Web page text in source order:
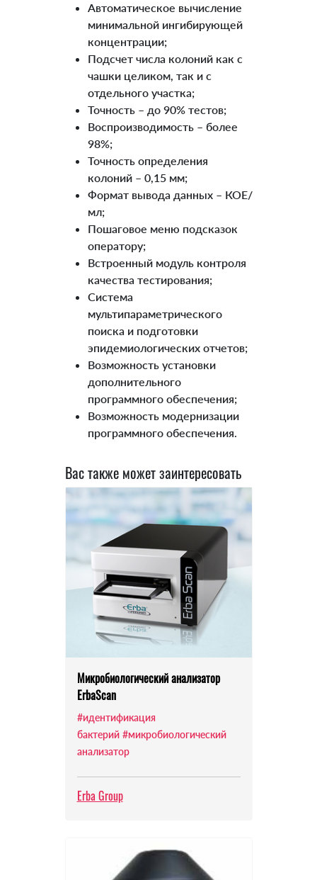
Автоматическое вычисление
минимальной ингибирующей
концентрации;
Подсчет числа колоний как с
чашки целиком, так и с
отдельного участка;
Точность – до 90% тестов;
Воспроизводимость – более
98%;
Точность определения
колоний – 0,15 мм;
Формат вывода данных – КОЕ/
мл;
Пошаговое меню подсказок
оператору;
Встроенный модуль контроля
качества тестирования;
Система
мультипараметрического
поиска и подготовки
эпидемиологических отчетов;
Возможность установки
дополнительного
программного обеспечения;
Возможность модернизации
программного обеспечения.
Вас также может заинтересовать
Микробиологический анализатор
ErbaScan
#идентификация
бактерий #микробиологический
анализатор
Erba Group